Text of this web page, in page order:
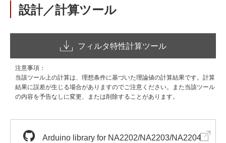
設計／計算ツール
フィルタ特性計算ツール
注意事項：
当該ツール上の計算は、理想条件に基づいた理論値の計算結果です。計算
結果に誤差が生じる場合がありますのでご注意ください。また当該ツール
の内容を予告なしに変更、または削除することがあります。
Arduino library for NA2202/NA2203/NA2204